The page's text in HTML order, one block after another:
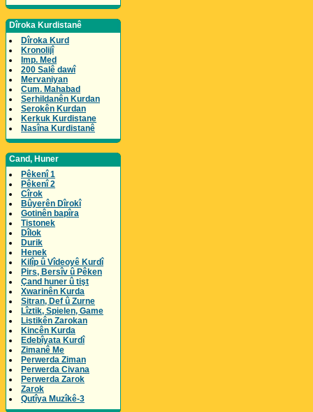
Dîroka Kurdistanê
Dîroka Kurd
Kronolijî
Imp. Med
200 Salê dawî
Mervaniyan
Cum. Mahabad
Serhildanên Kurdan
Serokên Kurdan
Kerkuk Kurdistane
Nasîna Kurdistanê
Cand, Huner
Pêkenî 1
Pêkenî 2
Cîrok
Bûyerên Dîrokî
Gotinên bapîra
Tistonek
Dîlok
Durik
Henek
Kilîp û Vîdeoyê Kurdî
Pirs, Bersîv û Pêken
Çand huner û tişt
Xwarinên Kurda
Sitran, Def û Zurne
Lîztik, Spielen, Game
Listikên Zarokan
Kincên Kurda
Edebîyata Kurdî
Zimanê Me
Perwerda Ziman
Perwerda Civana
Perwerda Zarok
Zarok
Qutîya Muzîkê-3